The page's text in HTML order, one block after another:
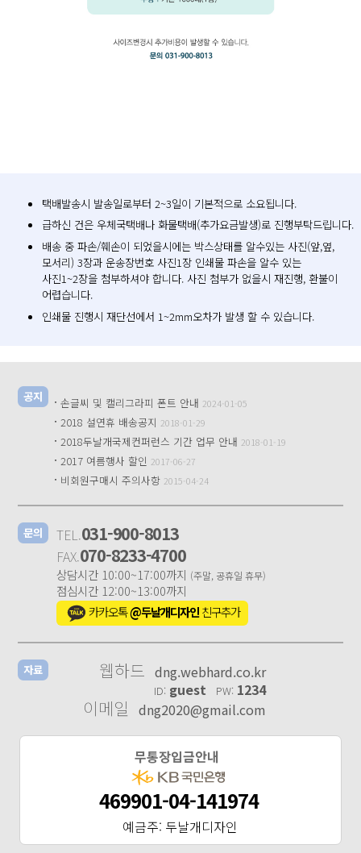
택배발송시 발송일로부터 2~3일이 기본적으로 소요됩니다.
급하신 건은 우체국택배나 화물택배(추가요금발생)로 진행부탁드립니다.
배송 중 파손/훼손이 되었을시에는 박스상태를 알수있는 사진(앞,옆,
모서리) 3장과 운송장번호 사진1장 인쇄물 파손을 알수 있는
사진1~2장을 첨부하셔야 합니다. 사진 첨부가 없을시 재진행, 환불이
어렵습니다.
인쇄물 진행시 재단선에서 1~2mm오차가 발생 할 수 있습니다.
공지 · 손글씨 및 캘리그라피 폰트 안내 2024-01-05
· 2018 설연휴 배송공지 2018-01-29
· 2018두날개국제컨퍼런스 기간 업무 안내 2018-01-19
· 2017 여름행사 할인 2017-06-27
· 비회원구매시 주의사항 2015-04-24
문의 TEL.031-900-8013
FAX.070-8233-4700
상담시간 10:00~17:00까지 (주말, 공휴일 휴무)
점심시간 12:00~13:00까지
카카오톡@두날개디자인친구추가
자료 웹하드 dng.webhard.co.kr
ID: guest PW: 1234
이메일 dng2020@gmail.com
무통장입금안내
469901-04-141974
예금주: 두날개디자인